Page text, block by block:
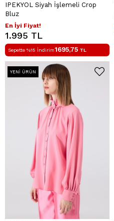
IPEKYOL Siyah İşlemeli Crop
Bluz
En İyi Fiyat!
1.995 TL
Sepette %15 İndirim1695,75 TL
YENI ÜRÜN